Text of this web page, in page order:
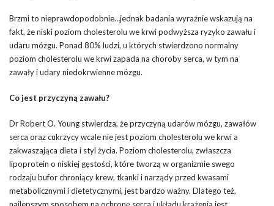
Brzmi to nieprawdopodobnie…jednak badania wyraźnie wskazują na
fakt, że niski poziom cholesterolu we krwi podwyższa ryzyko zawału i
udaru mózgu. Ponad 80% ludzi, u których stwierdzono normalny
poziom cholesterolu we krwi zapada na choroby serca, w tym na
zawały i udary niedokrwienne mózgu.
Co jest przyczyną zawału?
Dr Robert O. Young stwierdza, że przyczyną udarów mózgu, zawałów
serca oraz cukrzycy wcale nie jest poziom cholesterolu we krwi a
zakwaszająca dieta i styl życia. Poziom cholesterolu, zwłaszcza
lipoprotein o niskiej gęstości, które tworzą w organizmie swego
rodzaju bufor chroniący krew, tkanki i narządy przed kwasami
metabolicznymi i dietetycznymi, jest bardzo ważny. Dlatego też,
najlepszym sposobem na ochronę serca i układu krążenia jest